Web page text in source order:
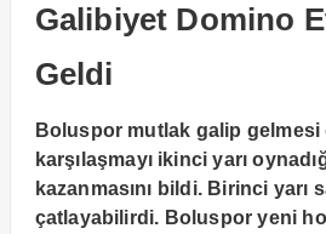
Galibiyet Domino
Geldi
Boluspor mutlak galip gelmesi
karşılaşmayı ikinci yarı
kazanmasını bildi. Birinci yarı
çatlayabilirdi. Boluspor yeni